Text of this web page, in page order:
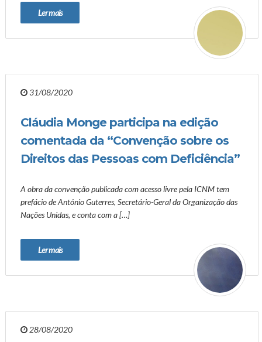
Ler mais
31/08/2020
Cláudia Monge participa na edição
comentada da “Convenção sobre os
Direitos das Pessoas com Deficiência”
A obra da convenção publicada com acesso livre pela ICNM tem
prefácio de António Guterres, Secretário-Geral da Organização das
Nações Unidas, e conta com a […]
Ler mais
28/08/2020